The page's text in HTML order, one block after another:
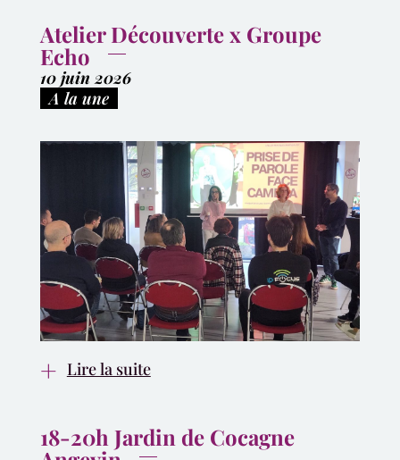
Atelier Découverte x Groupe
Echo
10 juin 2026
|A la une
Lire la suite
18-20h Jardin de Cocagne